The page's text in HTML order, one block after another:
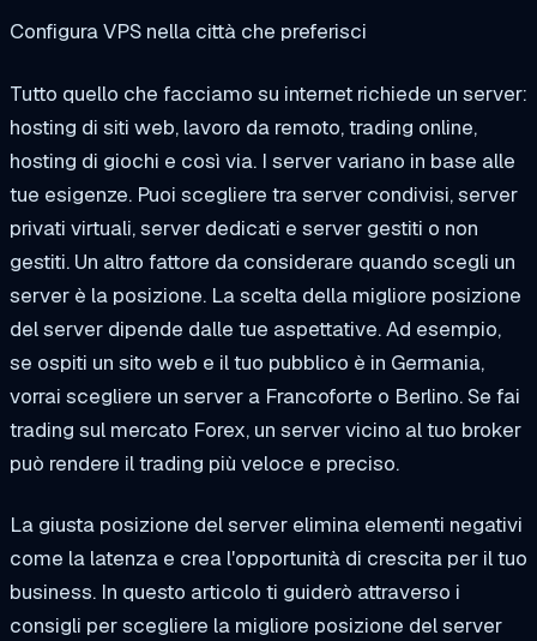
Configura VPS nella città che preferisci
Tutto quello che facciamo su internet richiede un server:
hosting di siti web, lavoro da remoto, trading online,
hosting di giochi e così via. I server variano in base alle
tue esigenze. Puoi scegliere tra server condivisi, server
privati virtuali, server dedicati e server gestiti o non
gestiti. Un altro fattore da considerare quando scegli un
server è la posizione. La scelta della migliore posizione
del server dipende dalle tue aspettative. Ad esempio,
se ospiti un sito web e il tuo pubblico è in Germania,
vorrai scegliere un server a Francoforte o Berlino. Se fai
trading sul mercato Forex, un server vicino al tuo broker
può rendere il trading più veloce e preciso.
La giusta posizione del server elimina elementi negativi
come la latenza e crea l'opportunità di crescita per il tuo
business. In questo articolo ti guiderò attraverso i
consigli per scegliere la migliore posizione del server